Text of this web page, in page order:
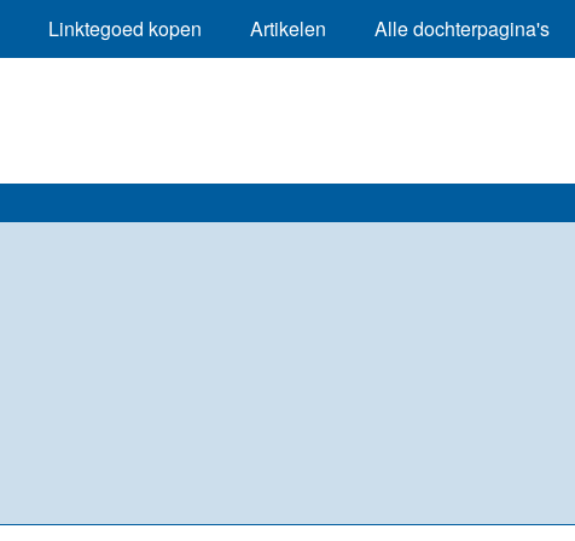
Linktegoed kopen Artikelen Alle dochterpagina's